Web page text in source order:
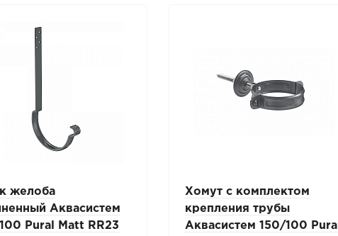
желоба
Аквасистем
Pural Matt RR23
Хомут с комплектом
крепления трубы
Аквасистем 150/100 Pural